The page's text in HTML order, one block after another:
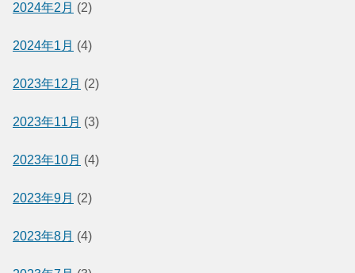
2024年2月 (2)
2024年1月 (4)
2023年12月 (2)
2023年11月 (3)
2023年10月 (4)
2023年9月 (2)
2023年8月 (4)